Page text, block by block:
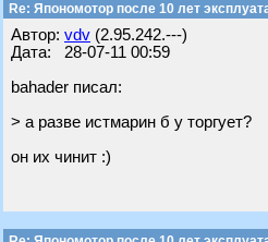
Re: Япономотор после 10 лет
Автор: vdv (2.95.242.---)
Дата: 28-07-11 00:59
bahader писал:
> а разве истмарин б у торгует?
он их чинит :)